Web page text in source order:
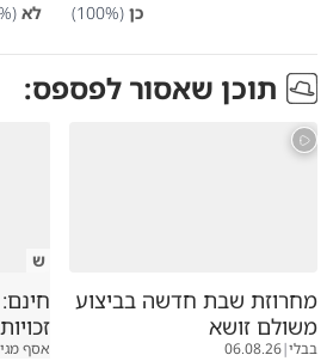
כן (
100%) לא (
תוכן שאסור לפספס:
מחרוזת שבת חדשה בביצוע
משולם זושא
בבלי|
06.08.26
ש
אסף